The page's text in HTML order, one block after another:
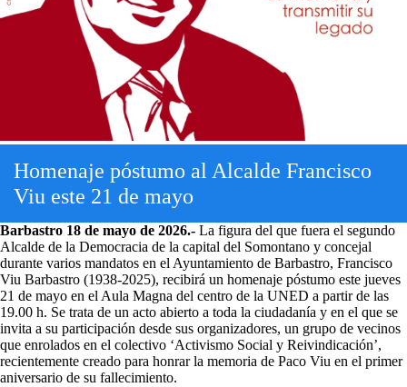
Homenaje póstumo al Alcalde Francisco
Viu este 21 de mayo
Barbastro 18 de mayo de 2026.- La figura del que fuera el segundo
Alcalde de la Democracia de la capital del Somontano y concejal
durante varios mandatos en el Ayuntamiento de Barbastro, Francisco
Viu Barbastro (1938-2025), recibirá un homenaje póstumo este jueves
21 de mayo en el Aula Magna del centro de la UNED a partir de las
19.00 h. Se trata de un acto abierto a toda la ciudadanía y en el que se
invita a su participación desde sus organizadores, un grupo de vecinos
que enrolados en el colectivo ‘Activismo Social y Reivindicación’,
recientemente creado para honrar la memoria de Paco Viu en el primer
aniversario de su fallecimiento.